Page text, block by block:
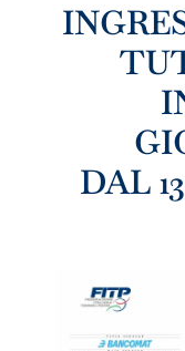
DAL